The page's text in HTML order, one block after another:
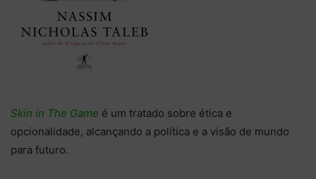
Skin in The Game é um tratado sobre ética e
opcionalidade, alcançando a política e a visão de mundo
para futuro.